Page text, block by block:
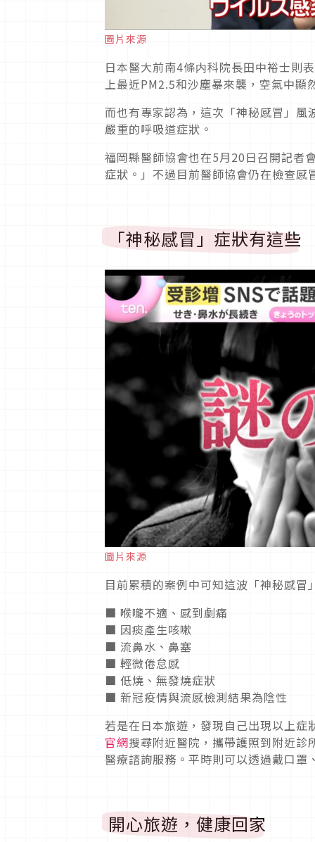
圖片來源
日本醫大前南4條内科院長田中裕士則
上最近PM2.5和沙塵暴來襲，空氣中顯
而也有專家認為，這次「神秘感冒」
嚴重的呼吸道症狀。
福岡縣醫師協會也在5月20日召開記者
症狀。」不過目前醫師協會仍在檢查
「神秘感冒」症狀有這些
圖片來源
目前累積的案例中可知這波「神秘感冒
■ 喉嚨不適、感到劇痛
■ 因痰產生咳嗽
■ 流鼻水、鼻塞
■ 輕微倦怠感
■ 低燒、無發燒症狀
■ 新冠疫情與流感檢測結果為陰性
若是在日本旅遊，發現自己出現以上
官網搜尋附近醫院，攜帶護照到附近
醫療諮詢服務。平時則可以透過戴口
開心旅遊，健康回家